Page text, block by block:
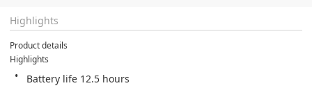
Highlights
Product details
Highlights
Battery life 12.5 hours